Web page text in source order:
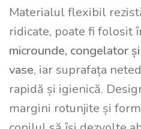
Materialul flexibil
ridicate, poate fi folosit
microunde, congelator
vase, iar suprafața
rapidă și igienică.
margini rotunjite și